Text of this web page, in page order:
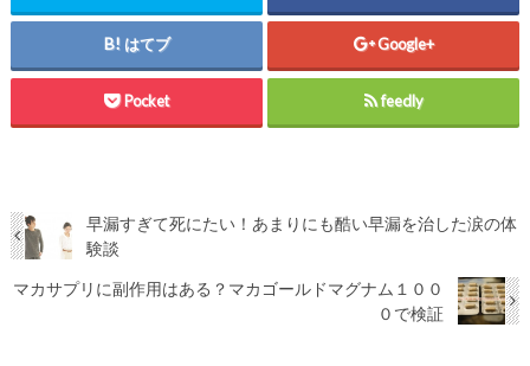
はてブ Google+
Pocket feedly
早漏すぎて死にたい！あまりにも酷い早漏を治した涙の体
験談
マカサプリに副作用はある？マカゴールドマグナム１００
０で検証